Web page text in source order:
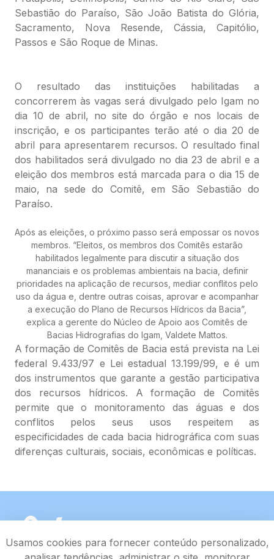
Sebastião do Paraíso, São João Batista do Glória,
Sacramento, Nova Resende, Cássia, Capitólio,
Passos e São Roque de Minas.
O resultado das instituições habilitadas a
concorrerem às vagas será divulgado pelo Igam no
dia 10 de abril, no site do órgão e nos locais de
inscrição, e os participantes terão até o dia 20 de
abril para apresentarem recursos. O resultado final
dos habilitados será divulgado no dia 23 de abril e a
eleição dos membros está marcada para o dia 15 de
maio, na sede do Comitê, em São Sebastião do
Paraíso.
Após as eleições, o próximo passo será empossar os novos
membros. “Eleitos, os membros dos Comitês estarão
habilitados legalmente para discutir a situação dos
mananciais e os problemas ambientais na bacia, definir
prioridades na aplicação de recursos, mediar conflitos pelo
uso da água e, dentre outras coisas, aprovar e acompanhar
a execução do Plano de Recursos Hídricos da Bacia”,
explica a gerente do Núcleo de Apoio aos Comitês de
Bacias Hidrografias do Igam, Valdete Mattos.
A formação de Comitês de Bacia está prevista na Lei
federal 9.433/97 e Lei estadual 13.199/99, e é um
dos instrumentos que garante a gestão participativa
dos recursos hídricos. A formação de Comitês
permite que o monitoramento das águas e dos
conflitos pelos seus usos respeitem as
especificidades de cada bacia hidrográfica com suas
diferenças culturais, sociais, econômicas e políticas.
Usamos cookies para fornecer conteúdo personalizado,